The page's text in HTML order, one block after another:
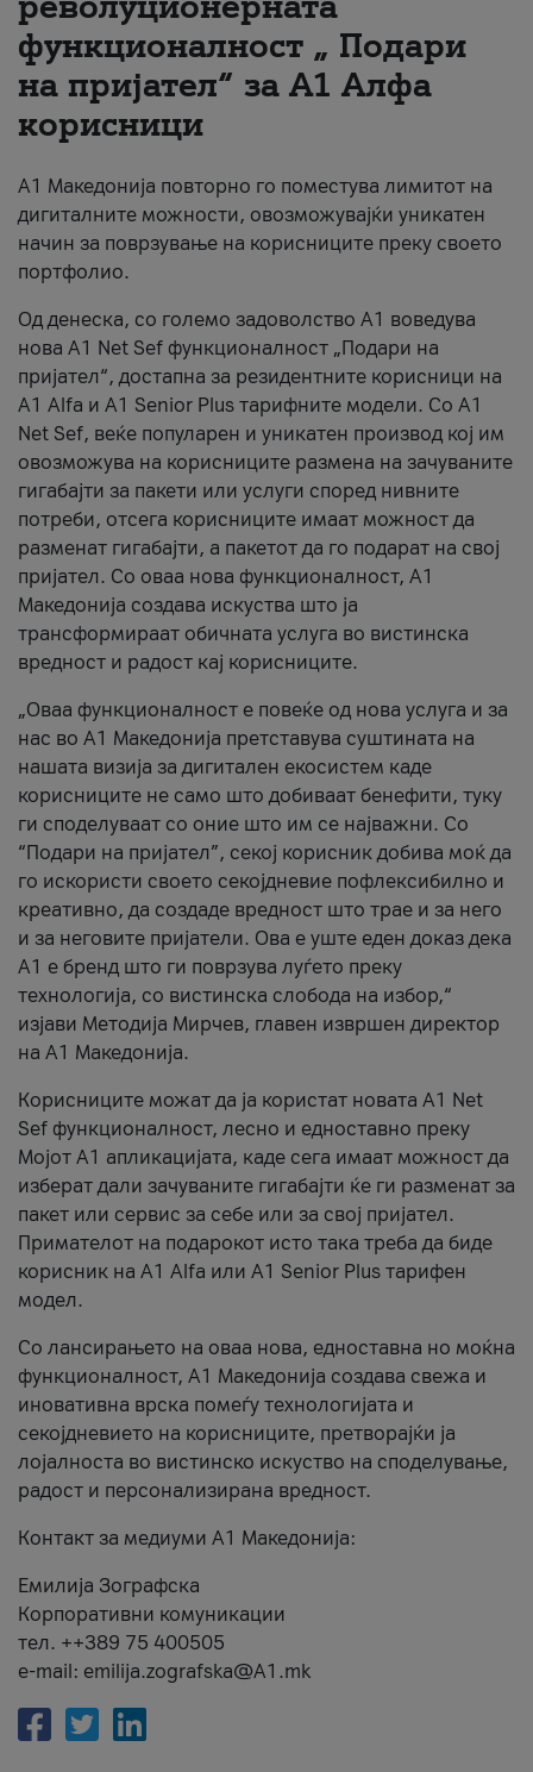
За нас
#ПодобарОнлајн
функционалност „ Подари
на пријател“ за А1 Алфа
корисници
А1 Македонија повторно го поместува лимитот на
дигиталните можности, овозможувајќи уникатен
начин за поврзување на корисниците преку своето
портфолио.
Од денеска, со големо задоволство А1 воведува
нова A1 Net Sef функционалност „Подари на
пријател“, достапна за резидентните корисници на
А1 Alfa и A1 Senior Plus тарифните модели. Со A1
Net Sef, веќе популарен и уникатен производ кој им
овозможува на корисниците размена на зачуваните
гигабајти за пакети или услуги според нивните
потреби, отсега корисниците имаат можност да
разменат гигабајти, а пакетот да го подарат на свој
пријател. Со оваа нова функционалност, А1
Македонија создава искуства што ја
трансформираат обичната услуга во вистинска
вредност и радост кај корисниците.
„Оваа функционалност е повеќе од нова услуга и за
нас во А1 Македонија претставува суштината на
нашата визија за дигитален екосистем каде
корисниците не само што добиваат бенефити, туку
ги споделуваат со оние што им се најважни. Со
“Подари на пријател”, секој корисник добива моќ да
го искористи своето секојдневие пофлексибилно и
креативно, да создаде вредност што трае и за него
и за неговите пријатели. Ова е уште еден доказ дека
А1 е бренд што ги поврзува луѓето преку
технологија, со вистинска слобода на избор,“
изјави Методија Мирчев, главен извршен директор
на А1 Македонија.
Корисниците можат да ја користат новата А1 Net
Sef функционалност, лесно и едноставно преку
Мојот А1 апликацијата, каде сега имаат можност да
изберат дали зачуваните гигабајти ќе ги разменат за
пакет или сервис за себе или за свој пријател.
Примателот на подарокот исто така треба да биде
корисник на А1 Alfa или A1 Senior Plus тарифен
модел.
Со лансирањето на оваа нова, едноставна но моќна
функционалност, А1 Македонија создава свежа и
иновативна врска помеѓу технологијата и
секојдневието на корисниците, претворајќи ја
лојалноста во вистинско искуство на споделување,
радост и персонализирана вредност.
Контакт за медиуми А1 Македонија:
Емилија Зографска
Корпоративни комуникации
тел. ++389 75 400505
e-mail: emilija.zografska@A1.mk